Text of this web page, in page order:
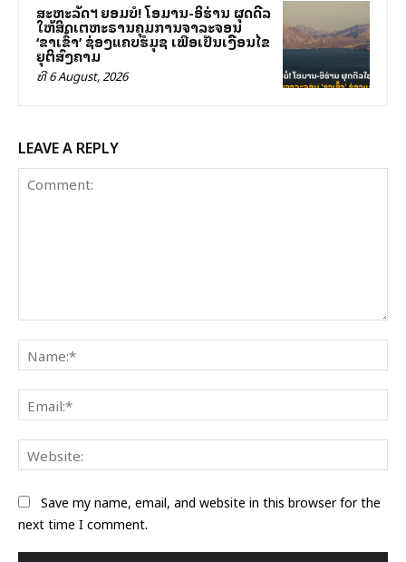
ສະຫະລັດฯ ຍອມບໍ່! ໂອມານ-ອິຮ່ານ ຜຸດດີລ
ໃຫ້ສິດເຕຫະຣານຄຸມການຈາລະຈອນ
‘ຂາເຂົ້າ’ ຊ່ອງແຄບຮໍມຸຊ ເພື່ອເປັນເງື່ອນໄຂ
ຍຸຕິສົງຄາມ
ທີ 6 August, 2026
LEAVE A REPLY
Save my name, email, and website in this browser for the
next time I comment.